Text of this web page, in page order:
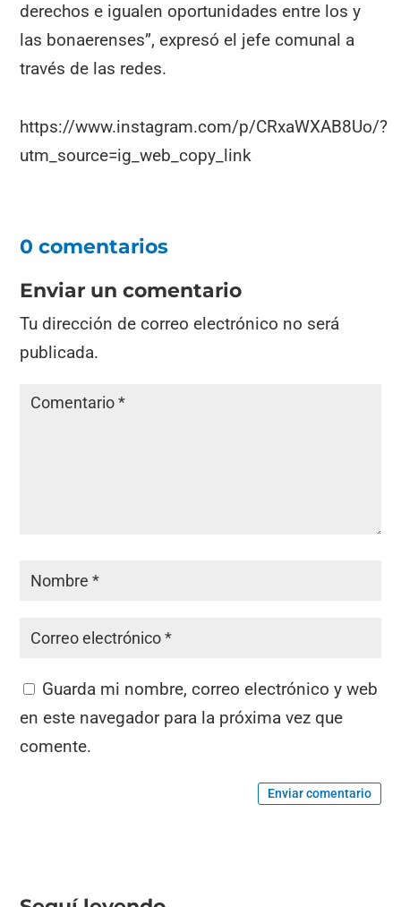
derechos e igualen oportunidades entre los y
las bonaerenses”, expresó el jefe comunal a
través de las redes.
https://www.instagram.com/p/CRxaWXAB8Uo/?
utm_source=ig_web_copy_link
0 comentarios
Enviar un comentario
Tu dirección de correo electrónico no será
publicada.
Guarda mi nombre, correo electrónico y web
en este navegador para la próxima vez que
comente.
Enviar comentario